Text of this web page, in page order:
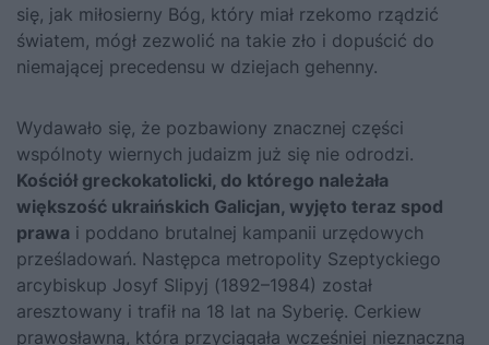
się, jak miłosierny Bóg, który miał rzekomo rządzić
światem, mógł zezwolić na takie zło i dopuścić do
niemającej precedensu w dziejach gehenny.
Wydawało się, że pozbawiony znacznej części
wspólnoty wiernych judaizm już się nie odrodzi.
Kościół greckokatolicki, do którego należała
większość ukraińskich Galicjan, wyjęto teraz spod
prawa i poddano brutalnej kampanii urzędowych
prześladowań. Następca metropolity Szeptyckiego
arcybiskup Josyf Slipyj (1892–1984) został
aresztowany i trafił na 18 lat na Syberię. Cerkiew
prawosławną, która przyciągała wcześniej nieznaczną